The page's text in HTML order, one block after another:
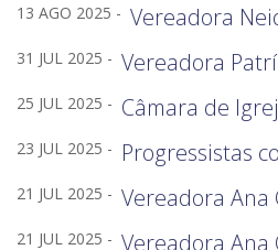
13 AGO 2025 - Vereadora
31 JUL 2025 - Vereadora
25 JUL 2025 - Câmara de
23 JUL 2025 - Progressistas
21 JUL 2025 - Vereadora
21 JUL 2025 - Vereadora Ana